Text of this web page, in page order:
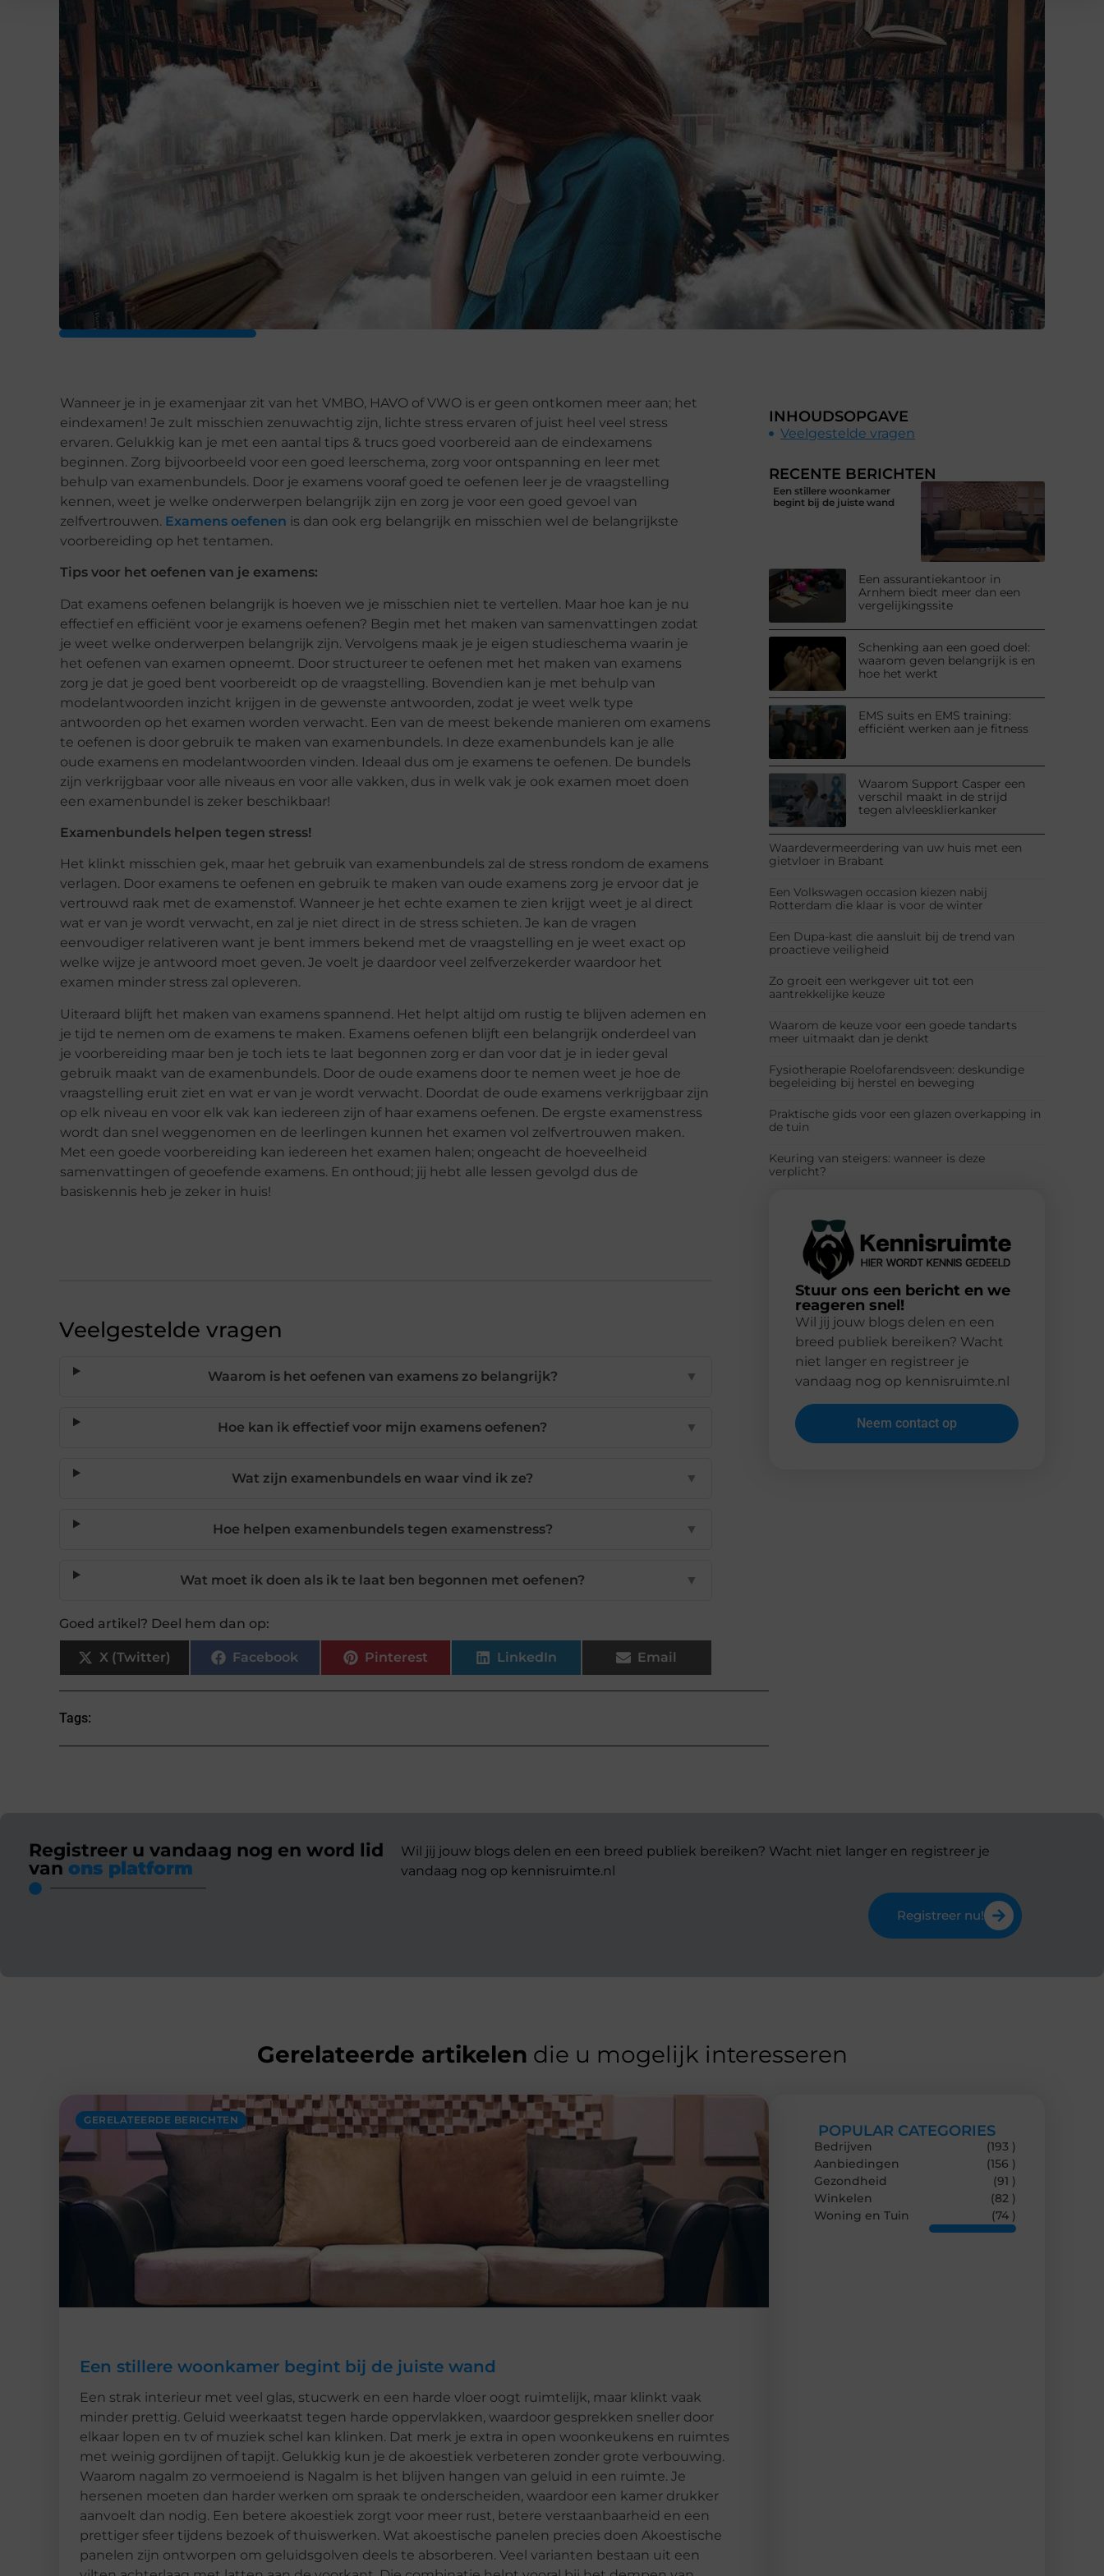
Wanneer je in je examenjaar zit van het VMBO, HAVO of VWO is er geen ontkomen meer aan; het
eindexamen! Je zult misschien zenuwachtig zijn, lichte stress ervaren of juist heel veel stress
ervaren. Gelukkig kan je met een aantal tips & trucs goed voorbereid aan de eindexamens
beginnen. Zorg bijvoorbeeld voor een goed leerschema, zorg voor ontspanning en leer met
behulp van examenbundels. Door je examens vooraf goed te oefenen leer je de vraagstelling
kennen, weet je welke onderwerpen belangrijk zijn en zorg je voor een goed gevoel van
zelfvertrouwen. Examens oefenen is dan ook erg belangrijk en misschien wel de belangrijkste
voorbereiding op het tentamen.
Tips voor het oefenen van je examens:
Dat examens oefenen belangrijk is hoeven we je misschien niet te vertellen. Maar hoe kan je nu
effectief en efficiënt voor je examens oefenen? Begin met het maken van samenvattingen zodat
je weet welke onderwerpen belangrijk zijn. Vervolgens maak je je eigen studieschema waarin je
het oefenen van examen opneemt. Door structureer te oefenen met het maken van examens
zorg je dat je goed bent voorbereidt op de vraagstelling. Bovendien kan je met behulp van
modelantwoorden inzicht krijgen in de gewenste antwoorden, zodat je weet welk type
antwoorden op het examen worden verwacht. Een van de meest bekende manieren om examens
te oefenen is door gebruik te maken van examenbundels. In deze examenbundels kan je alle
oude examens en modelantwoorden vinden. Ideaal dus om je examens te oefenen. De bundels
zijn verkrijgbaar voor alle niveaus en voor alle vakken, dus in welk vak je ook examen moet doen
een examenbundel is zeker beschikbaar!
Examenbundels helpen tegen stress!
Het klinkt misschien gek, maar het gebruik van examenbundels zal de stress rondom de examens
verlagen. Door examens te oefenen en gebruik te maken van oude examens zorg je ervoor dat je
vertrouwd raak met de examenstof. Wanneer je het echte examen te zien krijgt weet je al direct
wat er van je wordt verwacht, en zal je niet direct in de stress schieten. Je kan de vragen
eenvoudiger relativeren want je bent immers bekend met de vraagstelling en je weet exact op
welke wijze je antwoord moet geven. Je voelt je daardoor veel zelfverzekerder waardoor het
examen minder stress zal opleveren.
Uiteraard blijft het maken van examens spannend. Het helpt altijd om rustig te blijven ademen en
je tijd te nemen om de examens te maken. Examens oefenen blijft een belangrijk onderdeel van
je voorbereiding maar ben je toch iets te laat begonnen zorg er dan voor dat je in ieder geval
gebruik maakt van de examenbundels. Door de oude examens door te nemen weet je hoe de
vraagstelling eruit ziet en wat er van je wordt verwacht. Doordat de oude examens verkrijgbaar zijn
op elk niveau en voor elk vak kan iedereen zijn of haar examens oefenen. De ergste examenstress
wordt dan snel weggenomen en de leerlingen kunnen het examen vol zelfvertrouwen maken.
Met een goede voorbereiding kan iedereen het examen halen; ongeacht de hoeveelheid
samenvattingen of geoefende examens. En onthoud; jij hebt alle lessen gevolgd dus de
basiskennis heb je zeker in huis!
Veelgestelde vragen
Waarom is het oefenen van examens zo belangrijk? ▼
Hoe kan ik effectief voor mijn examens oefenen? ▼
Wat zijn examenbundels en waar vind ik ze? ▼
Hoe helpen examenbundels tegen examenstress? ▼
Wat moet ik doen als ik te laat ben begonnen met oefenen? ▼
Goed artikel? Deel hem dan op:
X (Twitter) Facebook Pinterest LinkedIn Email
Tags:
INHOUDSOPGAVE
Veelgestelde vragen
RECENTE BERICHTEN
Een stillere woonkamer
begint bij de juiste wand
Een assurantiekantoor in
Arnhem biedt meer dan een
vergelijkingssite
Schenking aan een goed doel:
waarom geven belangrijk is en
hoe het werkt
EMS suits en EMS training:
efficiënt werken aan je fitness
Waarom Support Casper een
verschil maakt in de strijd
tegen alvleesklierkanker
Waardevermeerdering van uw huis met een
gietvloer in Brabant
Een Volkswagen occasion kiezen nabij
Rotterdam die klaar is voor de winter
Een Dupa-kast die aansluit bij de trend van
proactieve veiligheid
Zo groeit een werkgever uit tot een
aantrekkelijke keuze
Waarom de keuze voor een goede tandarts
meer uitmaakt dan je denkt
Fysiotherapie Roelofarendsveen: deskundige
begeleiding bij herstel en beweging
Praktische gids voor een glazen overkapping in
de tuin
Keuring van steigers: wanneer is deze
verplicht?
Stuur ons een bericht en we
reageren snel!
Wil jij jouw blogs delen en een
breed publiek bereiken? Wacht
niet langer en registreer je
vandaag nog op kennisruimte.nl
Neem contact op
Registreer u vandaag nog en word lid
van ons platform
Wil jij jouw blogs delen en een breed publiek bereiken? Wacht niet langer en registreer je
vandaag nog op kennisruimte.nl
Registreer nu!
Gerelateerde artikelen die u mogelijk interesseren
GERELATEERDE BERICHTEN
Een stillere woonkamer begint bij de juiste wand
Een strak interieur met veel glas, stucwerk en een harde vloer oogt ruimtelijk, maar klinkt vaak
minder prettig. Geluid weerkaatst tegen harde oppervlakken, waardoor gesprekken sneller door
elkaar lopen en tv of muziek schel kan klinken. Dat merk je extra in open woonkeukens en ruimtes
met weinig gordijnen of tapijt. Gelukkig kun je de akoestiek verbeteren zonder grote verbouwing.
Waarom nagalm zo vermoeiend is Nagalm is het blijven hangen van geluid in een ruimte. Je
hersenen moeten dan harder werken om spraak te onderscheiden, waardoor een kamer drukker
aanvoelt dan nodig. Een betere akoestiek zorgt voor meer rust, betere verstaanbaarheid en een
prettiger sfeer tijdens bezoek of thuiswerken. Wat akoestische panelen precies doen Akoestische
panelen zijn ontworpen om geluidsgolven deels te absorberen. Veel varianten bestaan uit een
POPULAR CATEGORIES
Bedrijven
(193 )
Aanbiedingen
(156 )
Gezondheid
(91 )
Winkelen
(82 )
Woning en Tuin
(74 )